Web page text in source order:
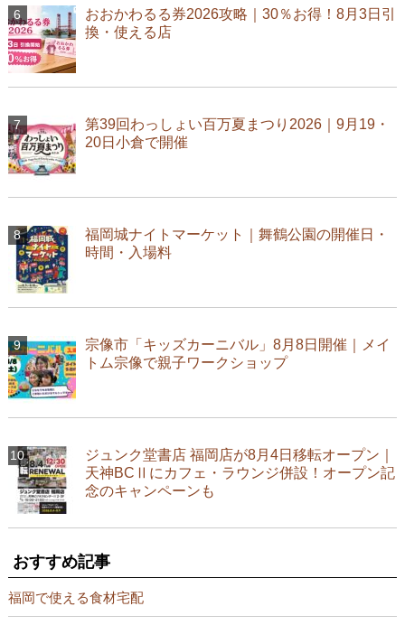
おおかわるる券2026攻略｜30％お得！8月3日引
換・使える店
第39回わっしょい百万夏まつり2026｜9月19・
20日小倉で開催
福岡城ナイトマーケット｜舞鶴公園の開催日・
時間・入場料
宗像市「キッズカーニバル」8月8日開催｜メイ
トム宗像で親子ワークショップ
ジュンク堂書店 福岡店が8月4日移転オープン｜
天神BCⅡにカフェ・ラウンジ併設！オープン記
念のキャンペーンも
おすすめ記事
福岡で使える食材宅配